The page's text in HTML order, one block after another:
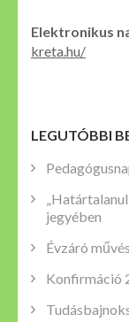
Elektronikus
kreta.hu/
LEGUTÓBBI
jegyében
Évzáró
Konfirmáció